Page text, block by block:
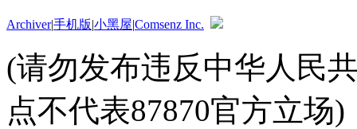
Archiver|手机版|小黑屋|Comsenz Inc.
(请勿发布违反中华人民
点不代表87870官方立场)